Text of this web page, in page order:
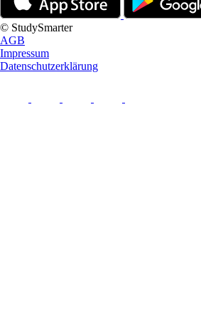
© StudySmarter
AGB
Impressum
Datenschutzerklärung